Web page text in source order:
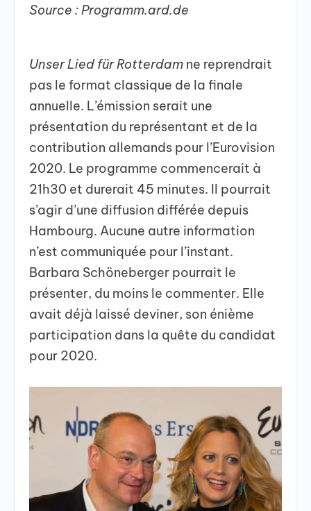
Source : Programm.ard.de
Unser Lied für Rotterdam ne reprendrait
pas le format classique de la finale
annuelle. L’émission serait une
présentation du représentant et de la
contribution allemands pour l’Eurovision
2020. Le programme commencerait à
21h30 et durerait 45 minutes. Il pourrait
s’agir d’une diffusion différée depuis
Hambourg. Aucune autre information
n’est communiquée pour l’instant.
Barbara Schöneberger pourrait le
présenter, du moins le commenter. Elle
avait déjà laissé deviner, son énième
participation dans la quête du candidat
pour 2020.